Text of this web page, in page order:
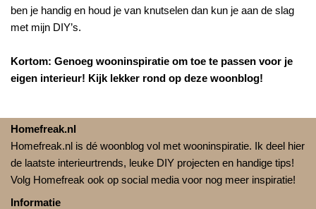
ben je handig en houd je van knutselen dan kun je aan de slag
met mijn DIY’s.
Kortom: Genoeg wooninspiratie om toe te passen voor je
eigen interieur! Kijk lekker rond op deze woonblog!
Homefreak.nl
Homefreak.nl is dé woonblog vol met wooninspiratie. Ik deel hier
de laatste interieurtrends, leuke DIY projecten en handige tips!
Volg Homefreak ook op social media voor nog meer inspiratie!
Informatie